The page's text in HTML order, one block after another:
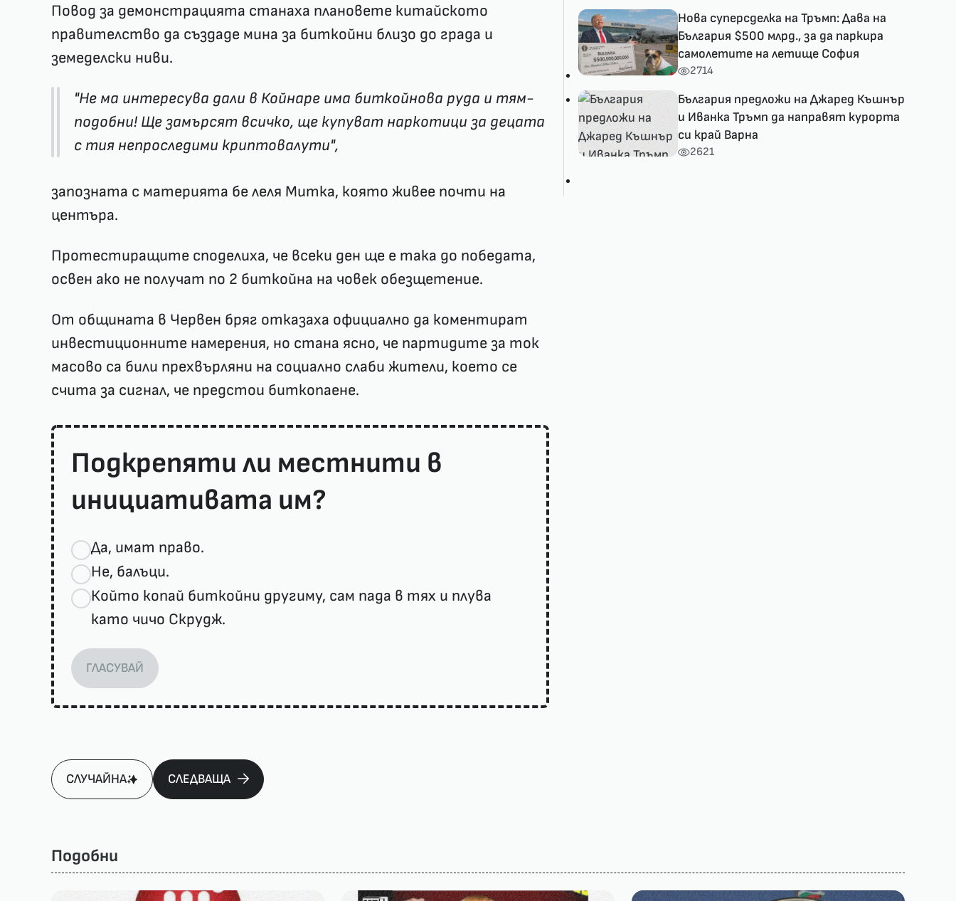
Повод за демонстрацията станаха плановете китайското
правителство да създаде мина за биткойни близо до града и
земеделски ниви.
"Не ма интересува дали в Койнаре има биткойнова руда и тям-
подобни! Ще замърсят всичко, ще купуват наркотици за децата
с тия непроследими криптовалути",
запозната с материята бе леля Митка, която живее почти на
центъра.
Протестиращите споделиха, че всеки ден ще е така до победата,
освен ако не получат по 2 биткойна на човек обезщетение.
От общината в Червен бряг отказаха официално да коментират
инвестиционните намерения, но стана ясно, че партидите за ток
масово са били прехвърляни на социално слаби жители, което се
счита за сигнал, че предстои биткопаене.
Подкрепяти ли местнити в
инициативата им?
Да, имат право.
Не, балъци.
Който копай биткойни другиму, сам пада в тях и плува
като чичо Скрудж.
ГЛАСУВАЙ
СЛУЧАЙНА СЛЕДВАЩА
Нова суперсделка на Тръмп: Дава на
България $500 млрд., за да паркира
самолетите на летище София
2714
България предложи на Джаред Къшнър
и Иванка Тръмп да направят курорта
си край Варна
2621
Подобни